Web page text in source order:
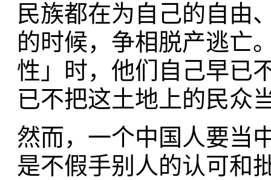
民族都在为自己的自由
的时候，争相脱产逃亡
性」时，他们自己早已
已不把这土地上的民众
然而，一个中国人要当
是不假手别人的认可和